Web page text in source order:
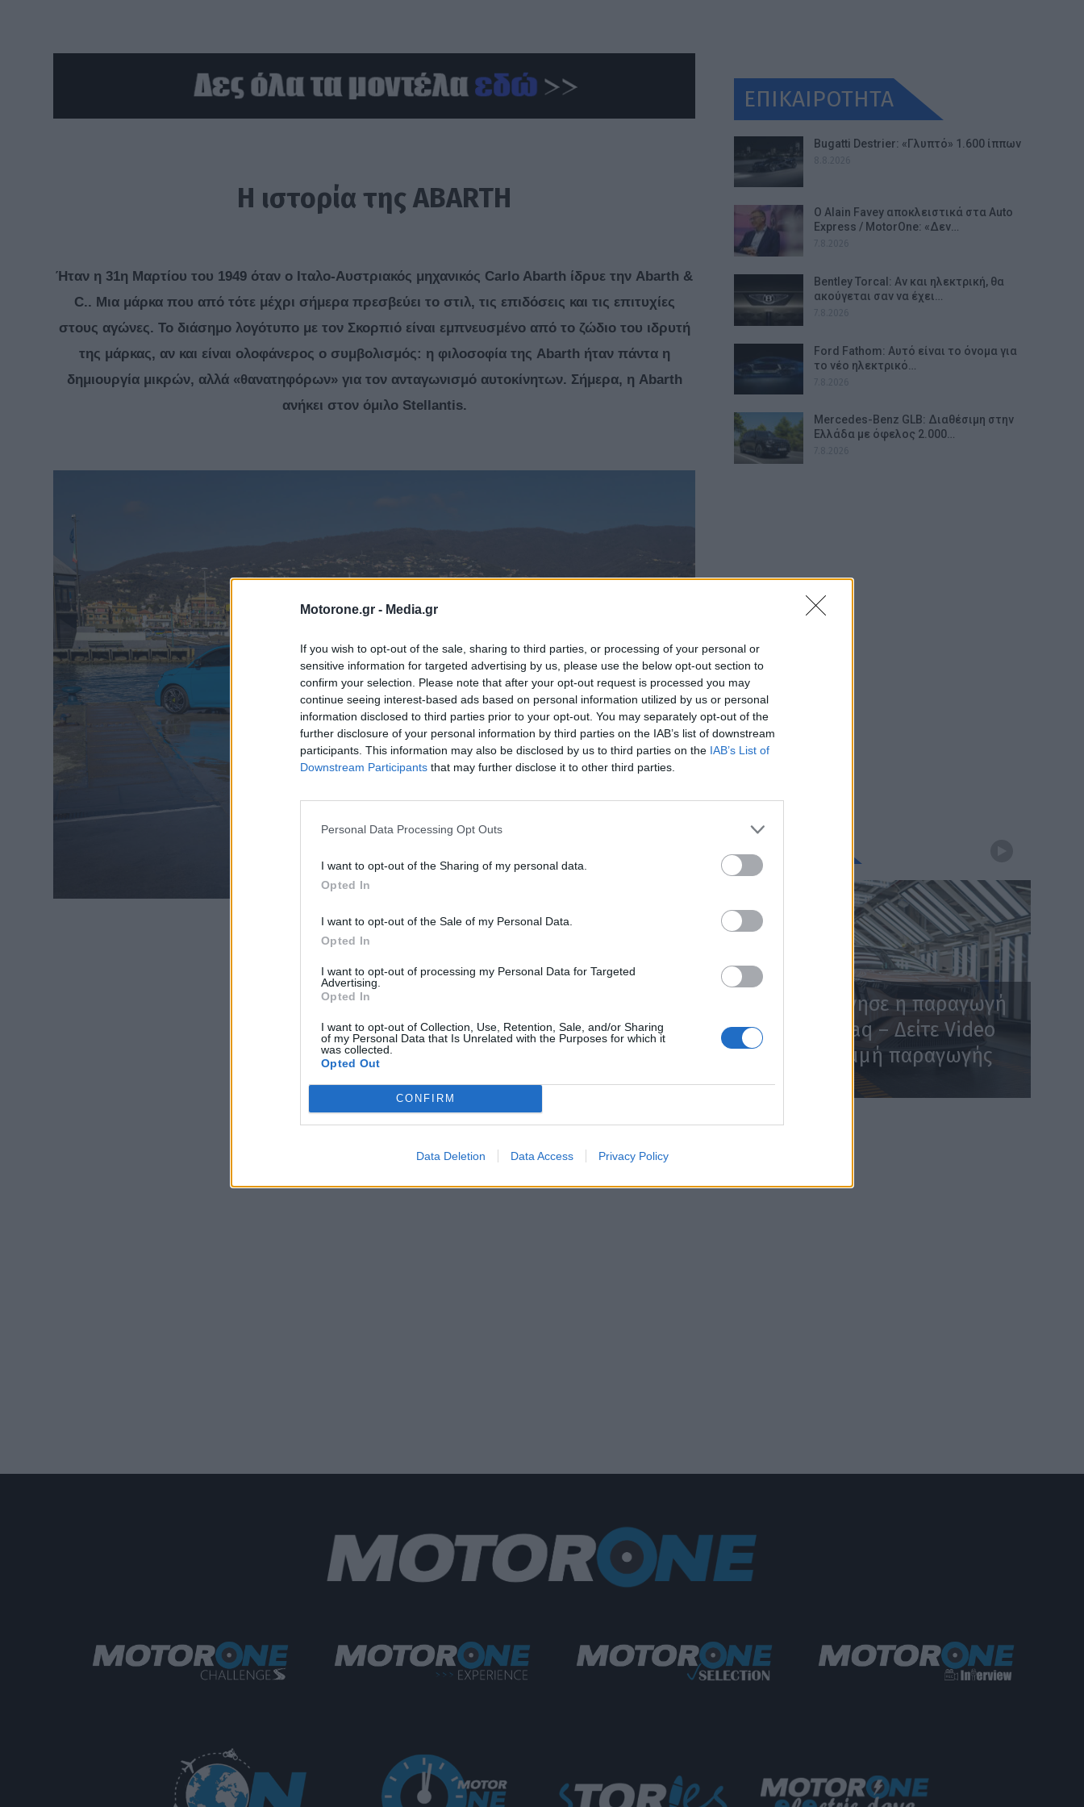
Motorone.gr - Media.gr
If you wish to opt-out of the sale, sharing to third parties, or processing of your personal or
sensitive information for targeted advertising by us, please use the below opt-out section to
confirm your selection. Please note that after your opt-out request is processed you may
continue seeing interest-based ads based on personal information utilized by us or personal
information disclosed to third parties prior to your opt-out. You may separately opt-out of the
further disclosure of your personal information by third parties on the IAB’s list of downstream
participants. This information may also be disclosed by us to third parties on the IAB’s List of
Downstream Participants that may further disclose it to other third parties.
Personal Data Processing Opt Outs
I want to opt-out of the Sharing of my personal data.
Opted In
I want to opt-out of the Sale of my Personal Data.
Opted In
I want to opt-out of processing my Personal Data for Targeted
Advertising.
Opted In
I want to opt-out of Collection, Use, Retention, Sale, and/or Sharing
of my Personal Data that Is Unrelated with the Purposes for which it
was collected.
Opted Out
CONFIRM
Data Deletion Data Access Privacy Policy
Η ιστορία τηςABARTH
Ήταν η 31η Μαρτίου του 1949 όταν ο Ιταλο-Αυστριακός μηχανικός Carlo Abarth ίδρυε την Abarth &
C.. Μια μάρκα που από τότε μέχρι σήμερα πρεσβεύει το στιλ, τις επιδόσεις και τις επιτυχίες
στους αγώνες. Το διάσημο λογότυπο με τον Σκορπιό είναι εμπνευσμένο από το ζώδιο του ιδρυτή
της μάρκας, αν και είναι ολοφάνερος ο συμβολισμός: η φιλοσοφία της Abarth ήταν πάντα η
δημιουργία μικρών, αλλά «θανατηφόρων» για τον ανταγωνισμό αυτοκίνητων. Σήμερα, η Abarth
ανήκει στον όμιλο Stellantis.
ΕΠΙΚΑΙΡΟΤΗΤΑ
Bugatti Destrier: «Γλυπτό» 1.600 ίππων
Ο Alain Favey αποκλειστικά στα Auto
Express / MotorOne: «Δεν…
Bentley Torcal: Αν και ηλεκτρική, θα
ακούγεται σαν να έχει…
Ford Fathom: Αυτό είναι το όνομα για
το νέο ηλεκτρικό…
Mercedes-Benz GLB: Διαθέσιμη στην
Ελλάδα με όφελος 2.000…
WEBTV
Skoda: Ξεκίνησε η παραγωγή
του νέου Peaq – Δείτε Video
από τη γραμμή παραγωγής
WEB TV